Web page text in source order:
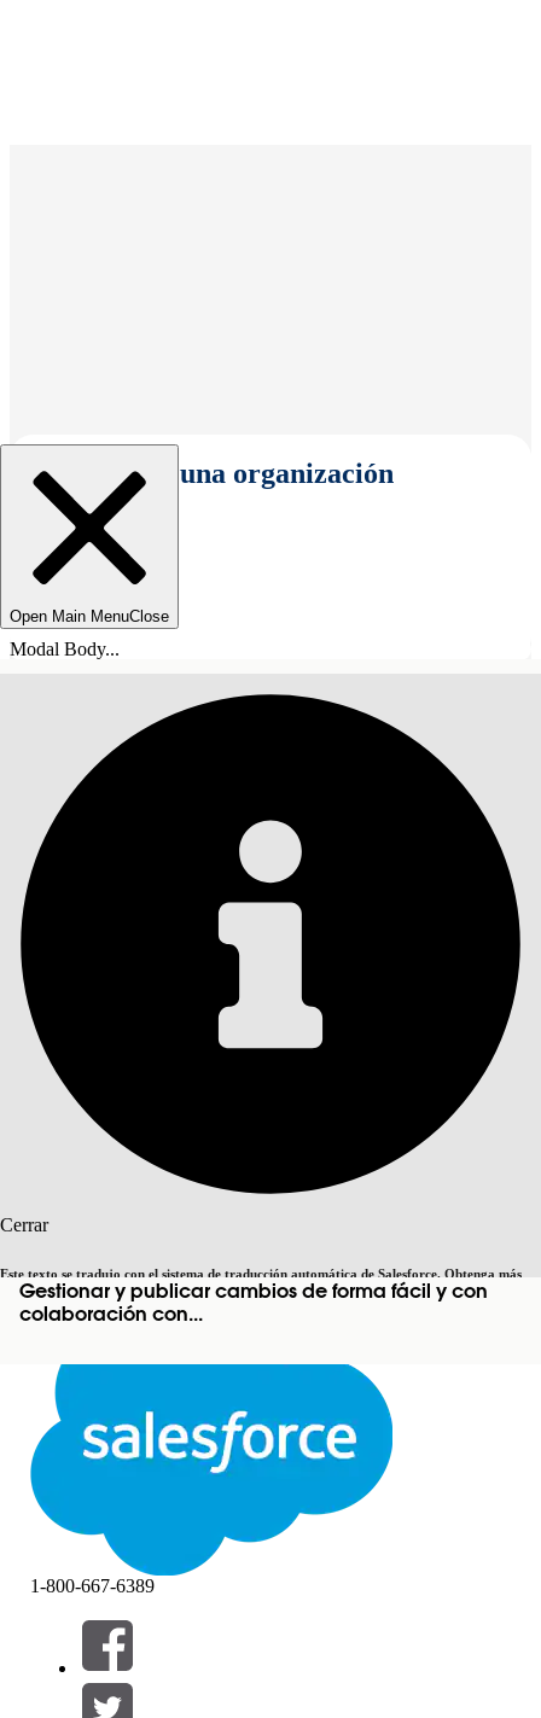
Seleccionar una organización
Open Main MenuClose
Modal Body...
Cerrar
Este texto se tradujo con el sistema de traducción automática de Salesforce. Obtenga más
detallesaquí. Cambiar a inglés Ahora no
Cerrar Cerrar
Gestionar y publicar cambios de forma fácil y con
colaboración con...
Índice de materias
ÍNDICE DE MATERIAS
Buscar
Filtros (0)
SELECCIONAR FILTROS
1-800-667-6389